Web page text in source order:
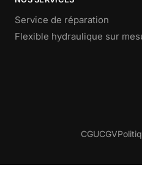
Service de réparation
Flexible hydraulique sur
CGUCGV